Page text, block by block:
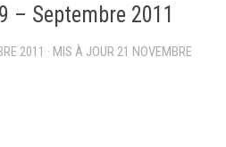
– Septembre 2011
2011 · MIS À JOUR 21 NOVEMBRE